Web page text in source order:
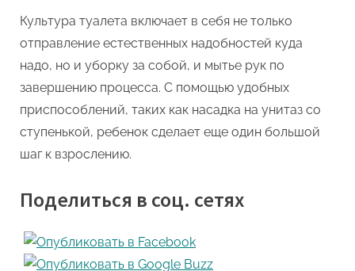
Культура туалета включает в себя не только
отправление естественных надобностей куда
надо, но и уборку за собой, и мытье рук по
завершению процесса. С помощью удобных
приспособлений, таких как насадка на унитаз со
ступенькой, ребенок сделает еще один большой
шаг к взрослению.
Поделиться в соц. сетях